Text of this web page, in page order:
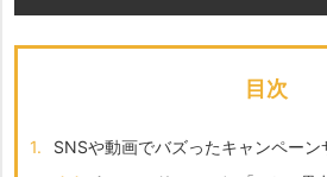
目次
1. SNSや動画でバズったキャンペーン